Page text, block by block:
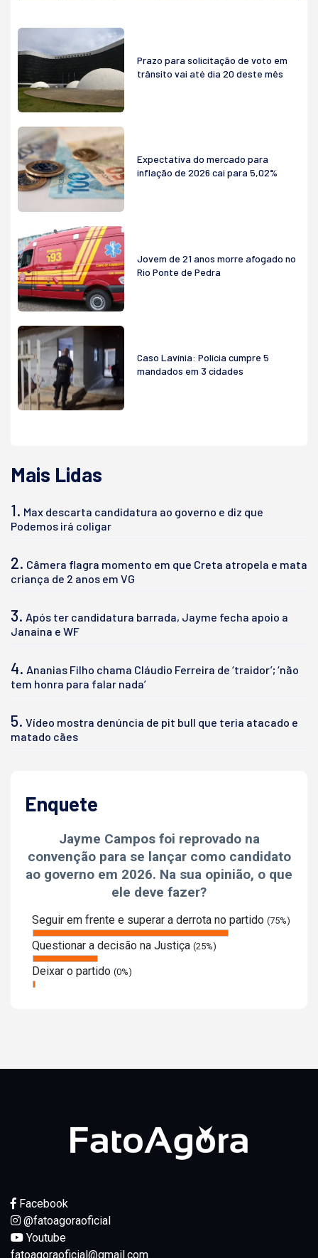
Prazo para solicitação de voto em
trânsito vai até dia 20 deste mês
Expectativa do mercado para
inflação de 2026 cai para 5,02%
Jovem de 21 anos morre afogado no
Rio Ponte de Pedra
Caso Lavínia: Polícia cumpre 5
mandados em 3 cidades
Mais Lidas
1. Max descarta candidatura ao governo e diz que
Podemos irá coligar
2. Câmera flagra momento em que Creta atropela e mata
criança de 2 anos em VG
3. Após ter candidatura barrada, Jayme fecha apoio a
Janaina e WF
4. Ananias Filho chama Cláudio Ferreira de ‘traidor’; ‘não
tem honra para falar nada’
5. Vídeo mostra denúncia de pit bull que teria atacado e
matado cães
Enquete
Jayme Campos foi reprovado na
convenção para se lançar como candidato
ao governo em 2026. Na sua opinião, o que
ele deve fazer?
Seguir em frente e superar a derrota no partido (75%)
Questionar a decisão na Justiça (25%)
Deixar o partido (0%)
Facebook
@fatoagoraoficial
Youtube
fatoagoraoficial@gmail.com